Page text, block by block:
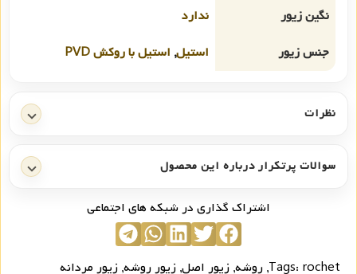
نگین زیور
ندارد
جنس زیور
استیل, استیل با روکش PVD
نظرات
سوالات پرتکرار درباره این محصول
اشتراک گذاری در شبکه های اجتماعی
Tags: rochet
, روشه, زیور اصل, زیور روشه, زیور مردانه